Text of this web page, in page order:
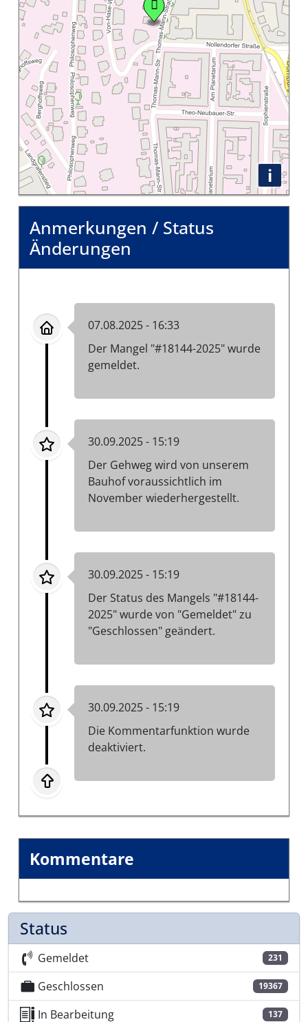
i
Anmerkungen / Status
Änderungen
07.08.2025 - 16:33
Der Mangel "#18144-2025" wurde
gemeldet.
30.09.2025 - 15:19
Der Gehweg wird von unserem
Bauhof voraussichtlich im
November wiederhergestellt.
30.09.2025 - 15:19
Der Status des Mangels "#18144-
2025" wurde von "Gemeldet" zu
"Geschlossen" geändert.
30.09.2025 - 15:19
Die Kommentarfunktion wurde
deaktiviert.
Kommentare
Status
Gemeldet 231
Geschlossen 19367
In Bearbeitung 137